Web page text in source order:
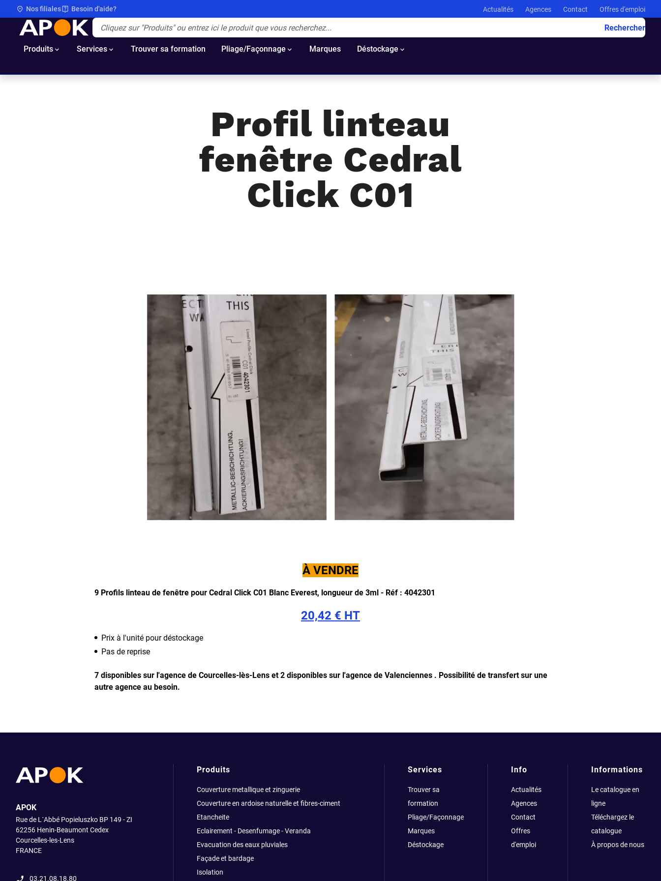
Nos filiales Besoin d'aide? Actualités Agences Contact Offres d'emploi
APOK Rechercher
Produits Services Trouver sa formation Pliage/Façonnage Marques Déstockage
Profil linteau
fenêtre Cedral
Click C01
À VENDRE
9 Profils linteau de fenêtre pour Cedral Click C01 Blanc Everest, longueur de 3ml - Réf : 4042301
20,42 € HT
Prix à l'unité pour déstockage
Pas de reprise
7 disponibles sur l'agence de Courcelles-lès-Lens et 2 disponibles sur l'agence de Valenciennes . Possibilité de transfert sur une
autre agence au besoin.
APOK
Rue de L´Abbé Popieluszko BP 149 - ZI
62256 Henin-Beaumont Cedex
Courcelles-les-Lens
FRANCE
03.21.08.18.80
Produits
Couverture metallique et zinguerie
Couverture en ardoise naturelle et fibres-ciment
Etancheite
Eclairement - Desenfumage - Veranda
Evacuation des eaux pluviales
Façade et bardage
Isolation
Services
Trouver sa
formation
Pliage/Façonnage
Marques
Déstockage
Info
Actualités
Agences
Contact
Offres
d'emploi
Informations
Le catalogue en
ligne
Téléchargez le
catalogue
À propos de nous